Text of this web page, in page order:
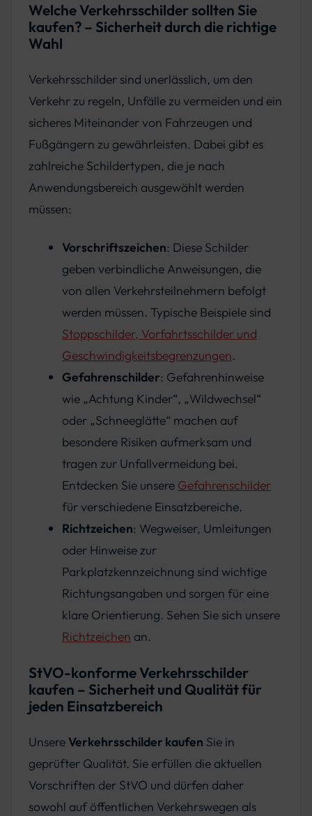
Welche Verkehrsschilder sollten Sie
kaufen? – Sicherheit durch die richtige
Wahl
Verkehrsschilder sind unerlässlich, um den
Verkehr zu regeln, Unfälle zu vermeiden und ein
sicheres Miteinander von Fahrzeugen und
Fußgängern zu gewährleisten. Dabei gibt es
zahlreiche Schildertypen, die je nach
Anwendungsbereich ausgewählt werden
müssen:
Vorschriftszeichen: Diese Schilder
geben verbindliche Anweisungen, die
von allen Verkehrsteilnehmern befolgt
werden müssen. Typische Beispiele sind
Stoppschilder, Vorfahrtsschilder und
Geschwindigkeitsbegrenzungen.
Gefahrenschilder: Gefahrenhinweise
wie „Achtung Kinder“, „Wildwechsel“
oder „Schneeglätte“ machen auf
besondere Risiken aufmerksam und
tragen zur Unfallvermeidung bei.
Entdecken Sie unsere Gefahrenschilder
für verschiedene Einsatzbereiche.
Richtzeichen: Wegweiser, Umleitungen
oder Hinweise zur
Parkplatzkennzeichnung sind wichtige
Richtungsangaben und sorgen für eine
klare Orientierung. Sehen Sie sich unsere
Richtzeichen an.
StVO-konforme Verkehrsschilder
kaufen – Sicherheit und Qualität für
jeden Einsatzbereich
Unsere Verkehrsschilder kaufen Sie in
geprüfter Qualität. Sie erfüllen die aktuellen
Vorschriften der StVO und dürfen daher
sowohl auf öffentlichen Verkehrswegen als